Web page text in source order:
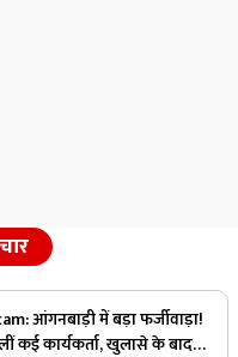
आंगनबाड़ी में बड़ा फर्जीवाड़ा!
कई कार्यकर्ता, खुलासे के बाद